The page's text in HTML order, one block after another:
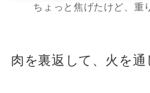
ちょっと焦げたけど、重
肉を裏返して、火を通